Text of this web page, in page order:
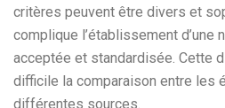
critères peuvent être divers et
complique l’établissement d’une
acceptée et standardisée. Cette
difficile la comparaison entre les
différentes sources.